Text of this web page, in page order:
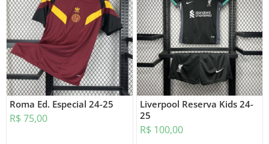
Roma Ed. Especial 24-25
R$ 75,00
Liverpool Reserva Kids 24-
25
R$ 100,00